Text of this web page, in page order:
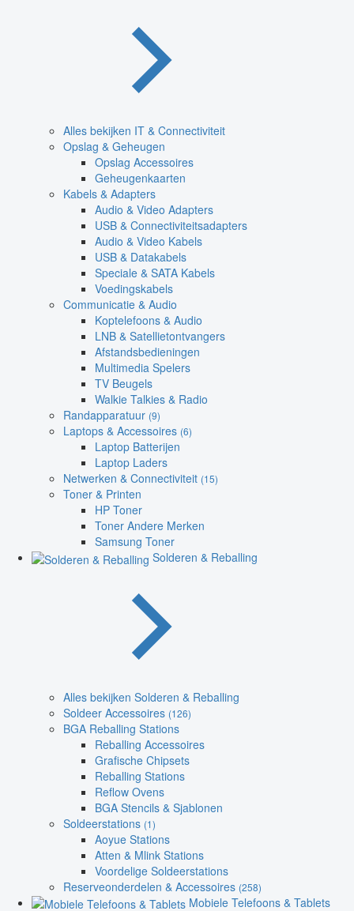
Alles bekijken IT & Connectiviteit
Opslag & Geheugen
Opslag Accessoires
Geheugenkaarten
Kabels & Adapters
Audio & Video Adapters
USB & Connectiviteitsadapters
Audio & Video Kabels
USB & Datakabels
Speciale & SATA Kabels
Voedingskabels
Communicatie & Audio
Koptelefoons & Audio
LNB & Satellietontvangers
Afstandsbedieningen
Multimedia Spelers
TV Beugels
Walkie Talkies & Radio
Randapparatuur (9)
Laptops & Accessoires (6)
Laptop Batterijen
Laptop Laders
Netwerken & Connectiviteit (15)
Toner & Printen
HP Toner
Toner Andere Merken
Samsung Toner
Solderen & Reballing
Alles bekijken Solderen & Reballing
Soldeer Accessoires (126)
BGA Reballing Stations
Reballing Accessoires
Grafische Chipsets
Reballing Stations
Reflow Ovens
BGA Stencils & Sjablonen
Soldeerstations (1)
Aoyue Stations
Atten & Mlink Stations
Voordelige Soldeerstations
Reserveonderdelen & Accessoires (258)
Mobiele Telefoons & Tablets